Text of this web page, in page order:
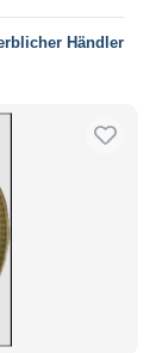
Händler